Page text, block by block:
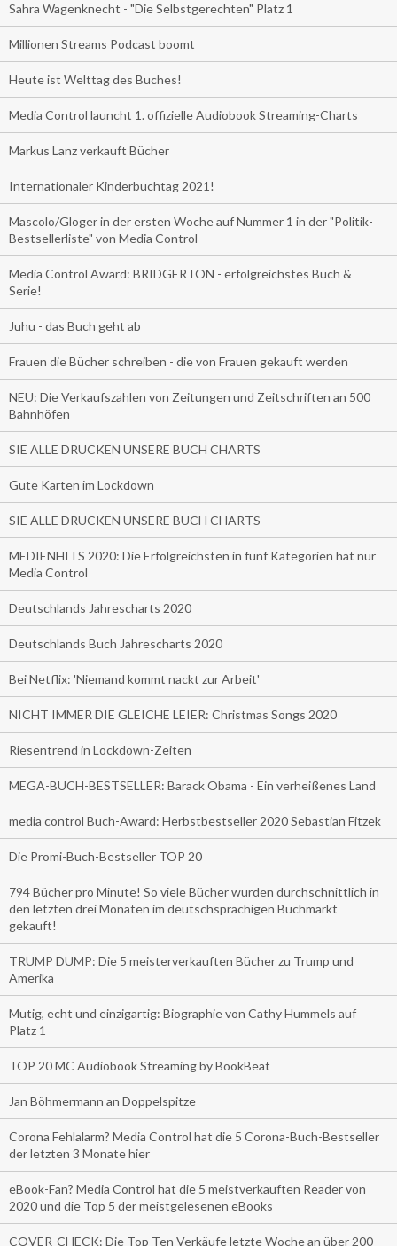
Sahra Wagenknecht - "Die Selbstgerechten" Platz 1
Millionen Streams Podcast boomt
Heute ist Welttag des Buches!
Media Control launcht 1. offizielle Audiobook Streaming-Charts
Markus Lanz verkauft Bücher
Internationaler Kinderbuchtag 2021!
Mascolo/Gloger in der ersten Woche auf Nummer 1 in der "Politik-
Bestsellerliste" von Media Control
Media Control Award: BRIDGERTON - erfolgreichstes Buch &
Serie!
Juhu - das Buch geht ab
Frauen die Bücher schreiben - die von Frauen gekauft werden
NEU: Die Verkaufszahlen von Zeitungen und Zeitschriften an 500
Bahnhöfen
SIE ALLE DRUCKEN UNSERE BUCH CHARTS
Gute Karten im Lockdown
SIE ALLE DRUCKEN UNSERE BUCH CHARTS
MEDIENHITS 2020: Die Erfolgreichsten in fünf Kategorien hat nur
Media Control
Deutschlands Jahrescharts 2020
Deutschlands Buch Jahrescharts 2020
Bei Netflix: 'Niemand kommt nackt zur Arbeit'
NICHT IMMER DIE GLEICHE LEIER: Christmas Songs 2020
Riesentrend in Lockdown-Zeiten
MEGA-BUCH-BESTSELLER: Barack Obama - Ein verheißenes Land
media control Buch-Award: Herbstbestseller 2020 Sebastian Fitzek
Die Promi-Buch-Bestseller TOP 20
794 Bücher pro Minute! So viele Bücher wurden durchschnittlich in
den letzten drei Monaten im deutschsprachigen Buchmarkt
gekauft!
TRUMP DUMP: Die 5 meisterverkauften Bücher zu Trump und
Amerika
Mutig, echt und einzigartig: Biographie von Cathy Hummels auf
Platz 1
TOP 20 MC Audiobook Streaming by BookBeat
Jan Böhmermann an Doppelspitze
Corona Fehlalarm? Media Control hat die 5 Corona-Buch-Bestseller
der letzten 3 Monate hier
eBook-Fan? Media Control hat die 5 meistverkauften Reader von
2020 und die Top 5 der meistgelesenen eBooks
COVER-CHECK: Die Top Ten Verkäufe letzte Woche an über 200